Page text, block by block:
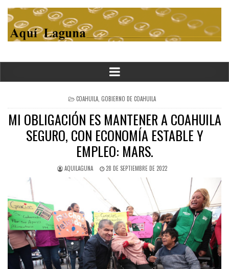
POSTED
IN
COAHUILA, GOBIERNO DE COAHUILA
MI OBLIGACIÓN ES MANTENER A COAHUILA
SEGURO, CON ECONOMÍA ESTABLE Y
EMPLEO: MARS.
AQUILAGUNA 28 DE SEPTIEMBRE DE 2022